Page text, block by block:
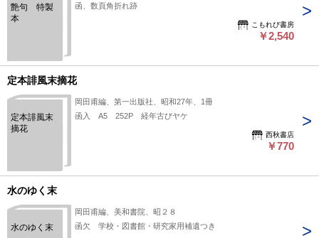
艶句 特製
本
函、数頁角折れ跡
こもれび書房
￥2,540
定本誹風末摘花
定本誹風末
摘花
岡田甫編、第一出版社、昭和27年、1冊
函入 A5 252P 経年古びヤケ
西秋書店
￥770
水のゆく末
水のゆく末
岡田甫編、美和書院、昭２８
函欠 学校・図書館・研究家用補遺つき